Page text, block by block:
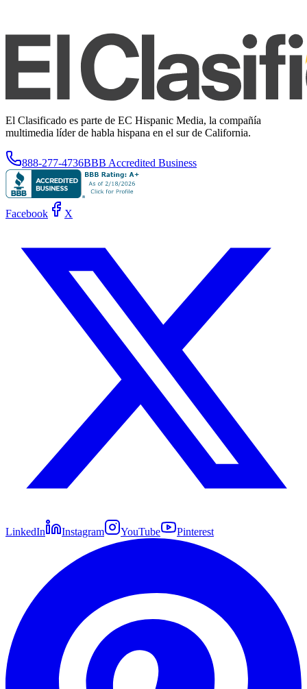
El Clasificado es parte de EC Hispanic Media, la compañía
multimedia líder de habla hispana en el sur de California.
888-277-4736BBB Accredited Business
Facebook X
LinkedIn Instagram YouTube Pinterest